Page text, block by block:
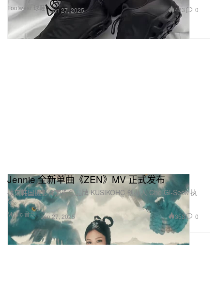
Footwear 球鞋 Jan 27, 2025 483 0
Music 音乐
Jennie 全新单曲《ZEN》MV 正式发布
找来韩国摄影师兼街头品牌 KUSIKOHC 创办人 Cho Gi-Seok 执
导。
Jan 27, 2025 353 0